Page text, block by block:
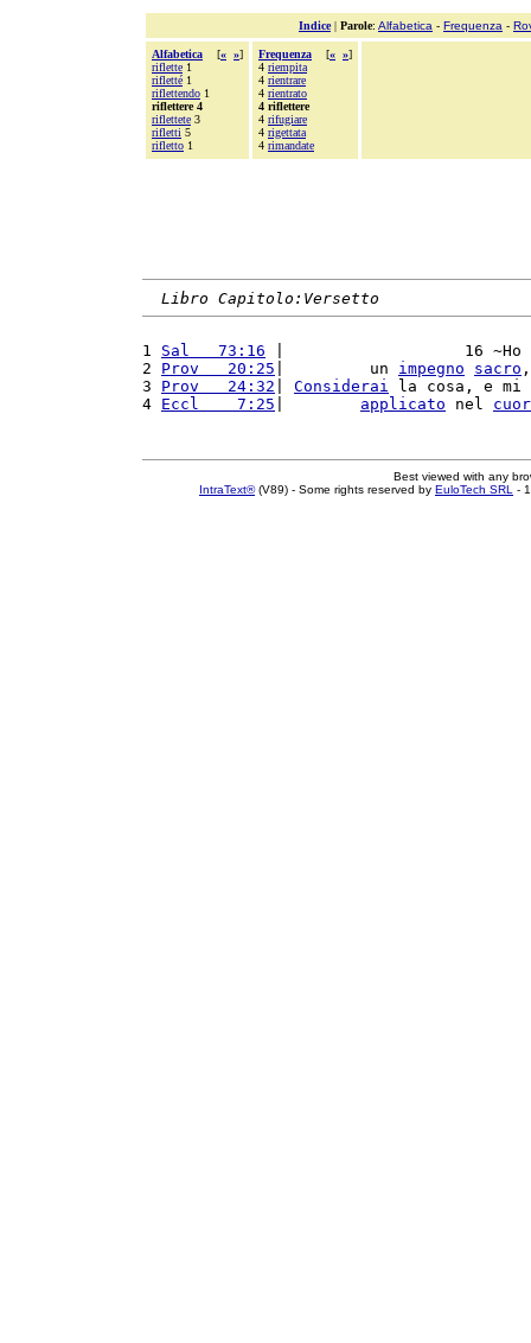
Indice| Parole: Alfabetica - Frequenza -
Alfabetica [« »]
riflette 1
rifletté 1
riflettendo 1
riflettere 4
riflettete 3
rifletti 5
rifletto 1
Frequenza [« »]
4 riempita
4 rientrare
4 rientrato
4 riflettere
4 rifugiare
4 rigettata
4 rimandate
Libro Capitolo:Versetto
1 Sal   73:16 |                   16 ~Ho
2 Prov   20:25 |         un impegno sacro
3 Prov   24:32 Considerai la cosa, e mi
4 Eccl    7:25 applicato nel cuor
Best viewed with any
IntraText®(V89) - Some rights reserved by EuloTech SRL -